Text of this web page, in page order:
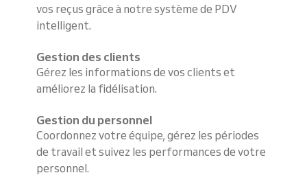
vos reçus grâce à notre système de PDV
intelligent.
Gestion des clients
Gérez les informations de vos clients et
améliorez la fidélisation.
Gestion du personnel
Coordonnez votre équipe, gérez les périodes
de travail et suivez les performances de votre
personnel.